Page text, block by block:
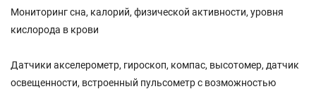
Мониторинг сна, калорий, физической активности, уровня
кислорода в крови
Датчики акселерометр, гироскоп, компас, высотомер, датчик
освещенности, встроенный пульсометр с возможностью